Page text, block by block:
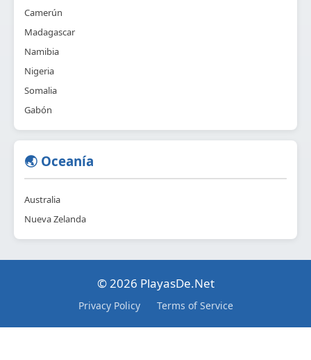
Camerún
Madagascar
Namibia
Nigeria
Somalia
Gabón
🌏 Oceanía
Australia
Nueva Zelanda
© 2026 PlayasDe.Net
Privacy Policy Terms of Service